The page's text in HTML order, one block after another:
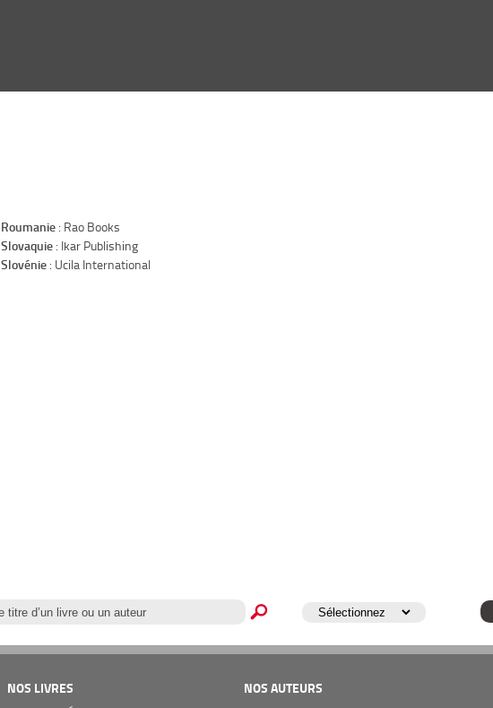
Roumanie : Rao Books
Slovaquie : Ikar Publishing
Slovénie : Ucila International
NOS LIVRES
NOS AUTEURS